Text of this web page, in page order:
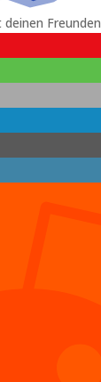
Freunden